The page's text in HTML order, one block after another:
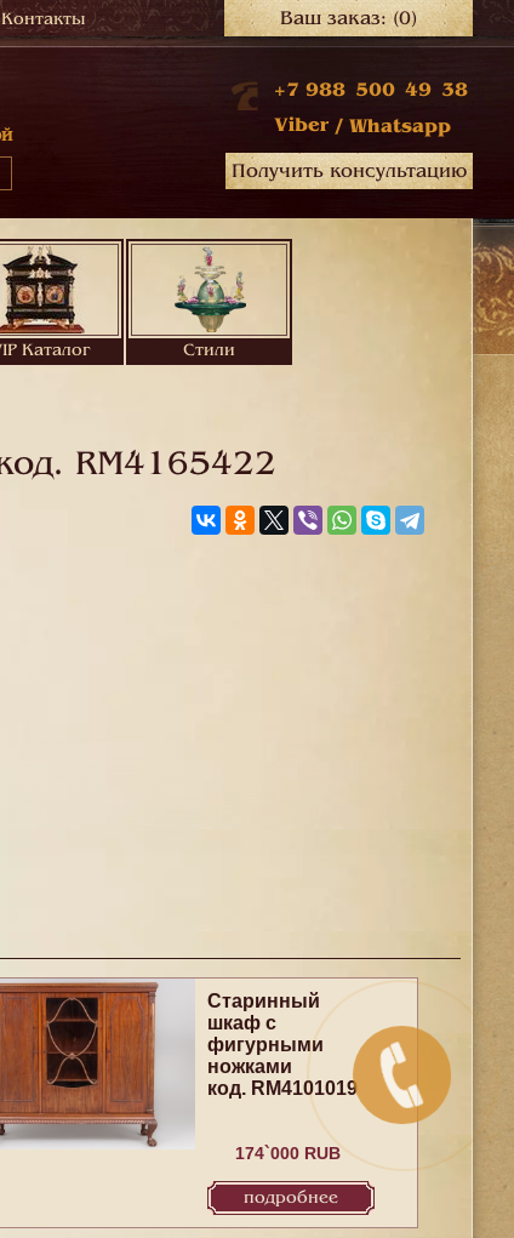
Контакты Ваш заказ:(0)
+7 988 500 49 38
Viber / Whatsapp
Получить консультацию
Каталог Стили
RM4165422
Старинный
шкаф с
фигурными
ножками
код. RM4101019
174`000 RUB
подробнее